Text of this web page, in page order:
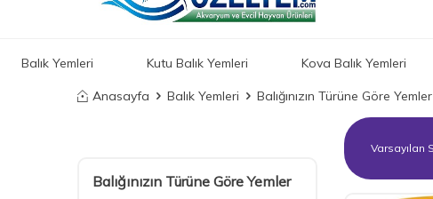
Balık Yemleri Kutu Balık Yemleri Kova Balık Yemleri
Anasayfa Balık Yemleri Balığınızın Türüne Göre Yemler
Balığınızın Türüne Göre Yemler